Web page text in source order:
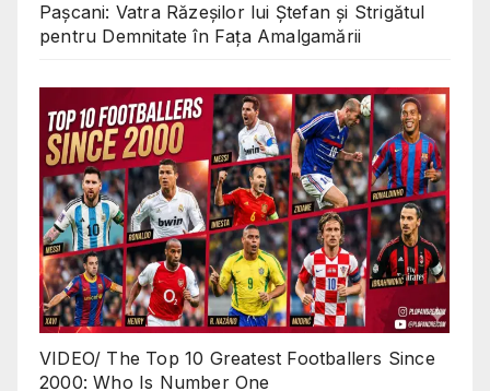
Pașcani: Vatra Răzeșilor lui Ștefan și Strigătul
pentru Demnitate în Fața Amalgamării
VIDEO/ The Top 10 Greatest Footballers Since
2000: Who Is Number One